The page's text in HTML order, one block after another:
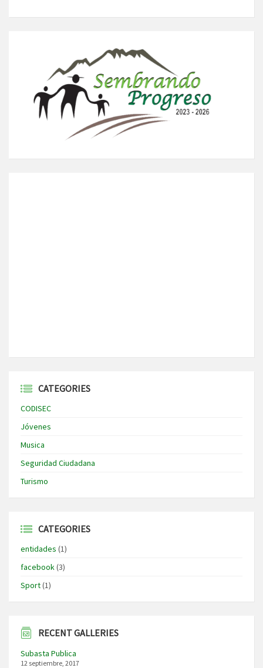
CATEGORIES
CODISEC
Jóvenes
Musica
Seguridad Ciudadana
Turismo
CATEGORIES
entidades (1)
facebook(3)
Sport(1)
RECENT GALLERIES
Subasta Publica
12 septiembre, 2017